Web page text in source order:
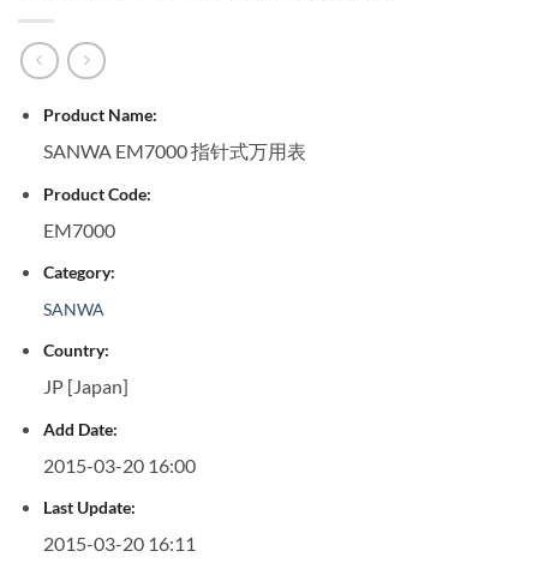
Product Name:
SANWA EM7000 指针式万用表
Product Code:
EM7000
Category:
SANWA
Country:
JP [Japan]
Add Date:
2015-03-20 16:00
Last Update:
2015-03-20 16:11